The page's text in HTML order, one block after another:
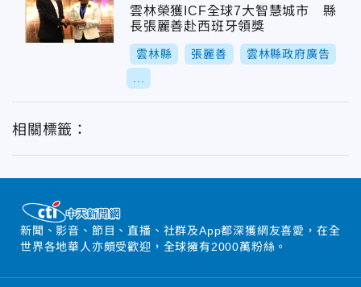
雲林榮獲ICF全球7大智慧城市 縣
長張麗善赴西班牙領獎
雲林縣 張麗善 雲林縣政府廣告
相關標籤：
新聞、影音、節目、直播、社群及App都深獲網友喜愛，在全
世界各地華人亦頗受歡迎，全球擁有2000萬粉絲。